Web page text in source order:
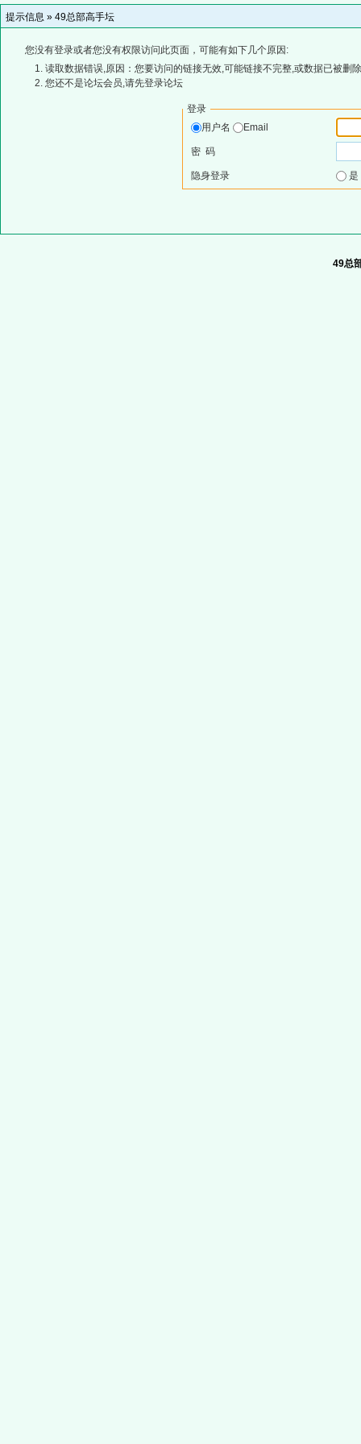
提示信息 » 49总部高手坛
您没有登录或者您没有权限访问此页面，可能有如下几个原因:
读取数据错误,原因：您要访问的链接无效,可能链接不完整,或数据已被删
您还不是论坛会员,请先登录论坛
登录
用户名
Email
密 码
隐身登录
49总